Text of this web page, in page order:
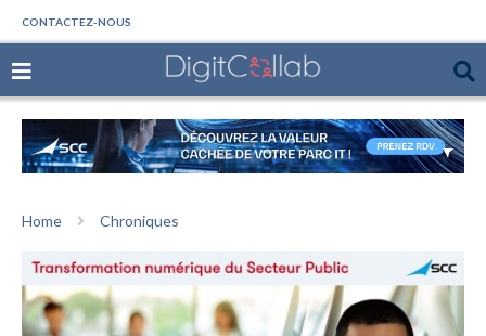
CONTACTEZ-NOUS
Home Chroniques